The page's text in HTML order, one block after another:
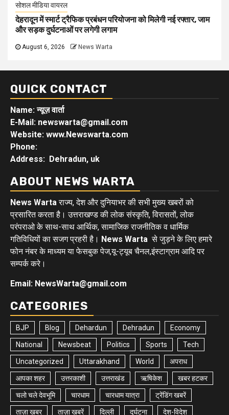
सोशल मीडिया वायरल
देहरादून में स्मार्ट ट्रैफिक प्रबंधन परियोजना को मिलेगी नई रफ्तार, जाम
और सड़क दुर्घटनाओं पर लगेगी लगाम
August 6, 2026 News Warta
QUICK CONTACT
Name: न्यूज़ वार्ता
E-Mail: newswarta@gmail.com
Website: www.Newswarta.com
Phone:
Address: Dehradun, uk
ABOUT NEWS WARTA
News Warta राज्य, देश और दुनियाभर की सभी मुख्य खबरों को
प्रसारित करता है। उत्तराखण्ड की लोक संस्कृति, विरासतों, लोक
परंपराओ के साथ-साथ आर्थिक, सामाजिक राजनीतिक व धार्मिक
गतिविधियों का सजग प्रहरी है। News Warta से जुड़ने के लिए हमारे
फोन नंबर के माध्यम या फेसबुक पेज,यू-ट्यूब चैनल,इंस्टाग्राम आदि पर
सम्पर्क करे।
Email: NewsWarta@gmail.com
CATEGORIES
BJP Blog Dehardun Dehradun Economy
National Newsbeat Politics Sports Tech
Uncategorized Uttarakhand World अपराध
आपका शहर उत्तरकाशी उत्तराखंड ऋषिकेश खबर हटकर
चलो चले देवभूमि चारधाम चारधाम यात्रा ट्रेंडिंग खबरें
ताज़ा ख़बर ताज़ा ख़बरें दिल्ली दुर्घटना देश-विदेश